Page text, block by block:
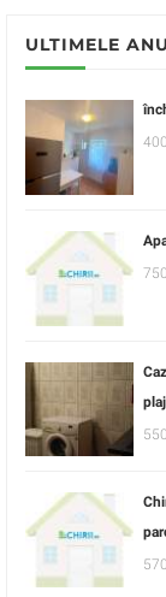
ULTIMELE